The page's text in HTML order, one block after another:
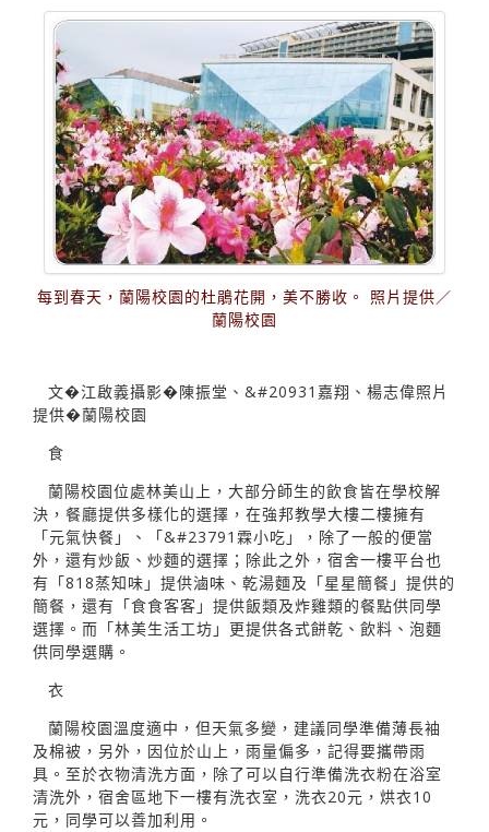
每到春天，蘭陽校園的杜鵑花開，美不勝收。 照片提供／
蘭陽校園
文�江啟義攝影�陳振堂、&#20931嘉翔、楊志偉照片
提供�蘭陽校園
食
蘭陽校園位處林美山上，大部分師生的飲食皆在學校解
決，餐廳提供多樣化的選擇，在強邦教學大樓二樓擁有
「元氣快餐」、「&#23791霖小吃」，除了一般的便當
外，還有炒飯、炒麵的選擇；除此之外，宿舍一樓平台也
有「818蒸知味」提供滷味、乾湯麵及「星星簡餐」提供的
簡餐，還有「食食客客」提供飯類及炸雞類的餐點供同學
選擇。而「林美生活工坊」更提供各式餅乾、飲料、泡麵
供同學選購。
衣
蘭陽校園溫度適中，但天氣多變，建議同學準備薄長袖
及棉被，另外，因位於山上，雨量偏多，記得要攜帶雨
具。至於衣物清洗方面，除了可以自行準備洗衣粉在浴室
清洗外，宿舍區地下一樓有洗衣室，洗衣20元，烘衣10
元，同學可以善加利用。